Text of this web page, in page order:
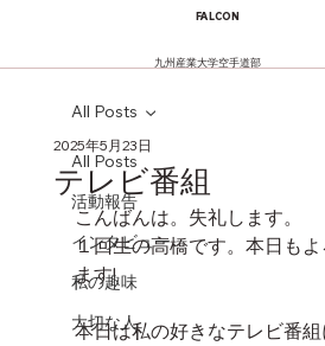
FALCON
九州産業大学空手道部
All Posts
活動報告
インタビュー
私の趣味
大切な人
All Posts
テレビ番組
2025年5月23日
こんばんは。失礼します。
１回生の高橋です。本日も
ます!
本日は私の好きなテレビ番